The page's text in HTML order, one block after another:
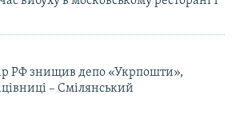
РФ знищив депо «Укрпошти»,
– Смілянський